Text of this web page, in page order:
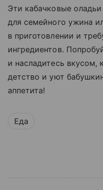
Эти кабачковые
для семейного ужина
в приготовлении и
ингредиентов.
и насладитесь вкусом,
детство и уют
аппетита!
Еда